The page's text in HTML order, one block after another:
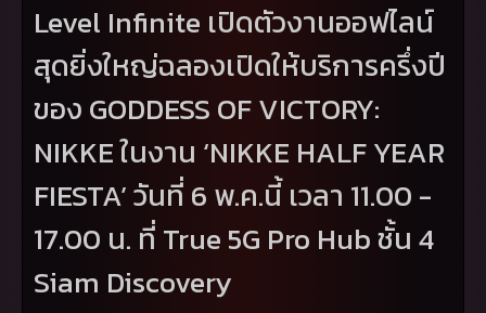
Level Infinite เปิดตัวงานออฟไลน์
สุดยิ่งใหญ่ฉลองเปิดให้บริการครึ่งปี
ของ GODDESS OF VICTORY:
NIKKEในงาน ‘NIKKE HALF YEAR
FIESTA’วันที่ 6 พ.ค.นี้ เวลา 11.00 -
17.00 น. ที่ True 5G Pro Hubชั้น 4
Siam Discovery